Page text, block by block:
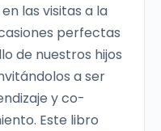
las visitas a la
perfectas
de nuestros hijos
a ser
y co-
Este libro